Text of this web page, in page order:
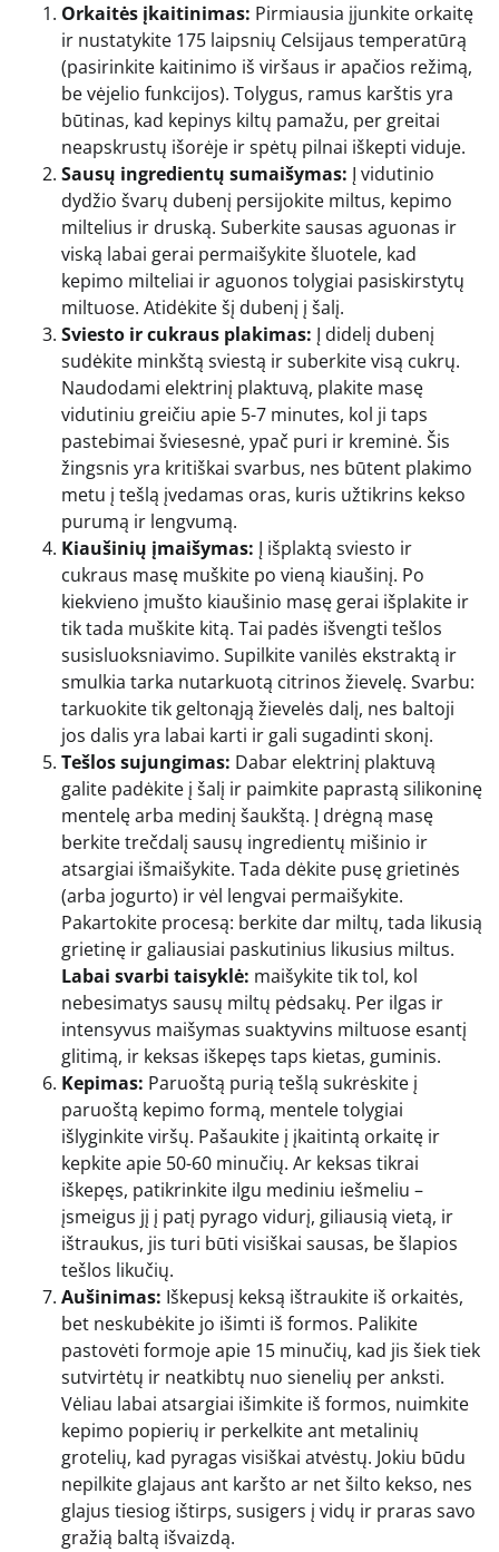
Orkaitės įkaitinimas: Pirmiausia įjunkite orkaitę
ir nustatykite 175 laipsnių Celsijaus temperatūrą
(pasirinkite kaitinimo iš viršaus ir apačios režimą,
be vėjelio funkcijos). Tolygus, ramus karštis yra
būtinas, kad kepinys kiltų pamažu, per greitai
neapskrustų išorėje ir spėtų pilnai iškepti viduje.
Sausų ingredientų sumaišymas: Į vidutinio
dydžio švarų dubenį persijokite miltus, kepimo
miltelius ir druską. Suberkite sausas aguonas ir
viską labai gerai permaišykite šluotele, kad
kepimo milteliai ir aguonos tolygiai pasiskirstytų
miltuose. Atidėkite šį dubenį į šalį.
Sviesto ir cukraus plakimas: Į didelį dubenį
sudėkite minkštą sviestą ir suberkite visą cukrų.
Naudodami elektrinį plaktuvą, plakite masę
vidutiniu greičiu apie 5-7 minutes, kol ji taps
pastebimai šviesesnė, ypač puri ir kreminė. Šis
žingsnis yra kritiškai svarbus, nes būtent plakimo
metu į tešlą įvedamas oras, kuris užtikrins kekso
purumą ir lengvumą.
Kiaušinių įmaišymas: Į išplaktą sviesto ir
cukraus masę muškite po vieną kiaušinį. Po
kiekvieno įmušto kiaušinio masę gerai išplakite ir
tik tada muškite kitą. Tai padės išvengti tešlos
susisluoksniavimo. Supilkite vanilės ekstraktą ir
smulkia tarka nutarkuotą citrinos žievelę. Svarbu:
tarkuokite tik geltonąją žievelės dalį, nes baltoji
jos dalis yra labai karti ir gali sugadinti skonį.
Tešlos sujungimas: Dabar elektrinį plaktuvą
galite padėkite į šalį ir paimkite paprastą silikoninę
mentelę arba medinį šaukštą. Į drėgną masę
berkite trečdalį sausų ingredientų mišinio ir
atsargiai išmaišykite. Tada dėkite pusę grietinės
(arba jogurto) ir vėl lengvai permaišykite.
Pakartokite procesą: berkite dar miltų, tada likusią
grietinę ir galiausiai paskutinius likusius miltus.
Labai svarbi taisyklė: maišykite tik tol, kol
nebesimatys sausų miltų pėdsakų. Per ilgas ir
intensyvus maišymas suaktyvins miltuose esantį
glitimą, ir keksas iškepęs taps kietas, guminis.
Kepimas: Paruoštą purią tešlą sukrėskite į
paruoštą kepimo formą, mentele tolygiai
išlyginkite viršų. Pašaukite į įkaitintą orkaitę ir
kepkite apie 50-60 minučių. Ar keksas tikrai
iškepęs, patikrinkite ilgu mediniu iešmeliu –
įsmeigus jį į patį pyrago vidurį, giliausią vietą, ir
ištraukus, jis turi būti visiškai sausas, be šlapios
tešlos likučių.
Aušinimas: Iškepusį keksą ištraukite iš orkaitės,
bet neskubėkite jo išimti iš formos. Palikite
pastovėti formoje apie 15 minučių, kad jis šiek tiek
sutvirtėtų ir neatkibtų nuo sienelių per anksti.
Vėliau labai atsargiai išimkite iš formos, nuimkite
kepimo popierių ir perkelkite ant metalinių
grotelių, kad pyragas visiškai atvėstų. Jokiu būdu
nepilkite glajaus ant karšto ar net šilto kekso, nes
glajus tiesiog ištirps, susigers į vidų ir praras savo
gražią baltą išvaizdą.